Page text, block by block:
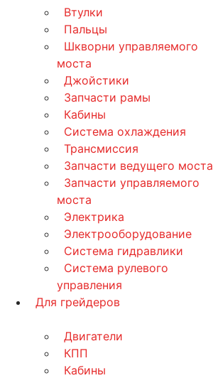
Втулки
Пальцы
Шкворни управляемого
моста
Джойстики
Запчасти рамы
Кабины
Система охлаждения
Трансмиссия
Запчасти ведущего моста
Запчасти управляемого
моста
Электрика
Электрооборудование
Система гидравлики
Система рулевого
управления
Для грейдеров
Двигатели
КПП
Кабины